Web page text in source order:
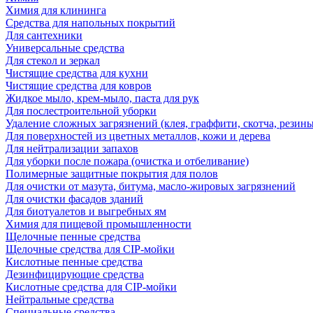
Химия для клининга
Средства для напольных покрытий
Для сантехники
Универсальные средства
Для стекол и зеркал
Чистящие средства для кухни
Чистящие средства для ковров
Жидкое мыло, крем-мыло, паста для рук
Для послестроительной уборки
Удаление сложных загрязнений (клея, граффити, скотча,
Для поверхностей из цветных металлов, кожи и дерева
Для нейтрализации запахов
Для уборки после пожара (очистка и отбеливание)
Полимерные защитные покрытия для полов
Для очистки от мазута, битума, масло-жировых загрязнений
Для очистки фасадов зданий
Для биотуалетов и выгребных ям
Химия для пищевой промышленности
Щелочные пенные средства
Щелочные средства для CIP-мойки
Кислотные пенные средства
Дезинфицирующие средства
Кислотные средства для CIP-мойки
Нейтральные средства